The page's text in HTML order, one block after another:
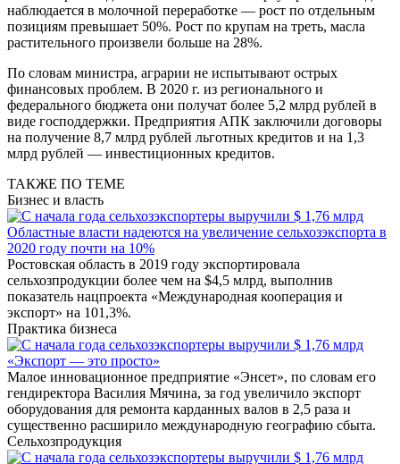
наблюдается в молочной переработке — рост по отдельным
позициям превышает 50%. Рост по крупам на треть, масла
растительного произвели больше на 28%.
По словам министра, аграрии не испытывают острых
финансовых проблем. В 2020 г. из регионального и
федерального бюджета они получат более 5,2 млрд рублей в
виде господдержки. Предприятия АПК заключили договоры
на получение 8,7 млрд рублей льготных кредитов и на 1,3
млрд рублей — инвестиционных кредитов.
ТАКЖЕ ПО ТЕМЕ
Бизнес и власть
Областные власти надеются на увеличение сельхозэкспорта в
2020 году почти на 10%
Ростовская область в 2019 году экспортировала
сельхозпродукции более чем на $4,5 млрд, выполнив
показатель нацпроекта «Международная кооперация и
экспорт» на 101,3%.
Практика бизнеса
«Экспорт — это просто»
Малое инновационное предприятие «Энсет», по словам его
гендиректора Василия Мячина, за год увеличило экспорт
оборудования для ремонта карданных валов в 2,5 раза и
существенно расширило международную географию сбыта.
Сельхозпродукция